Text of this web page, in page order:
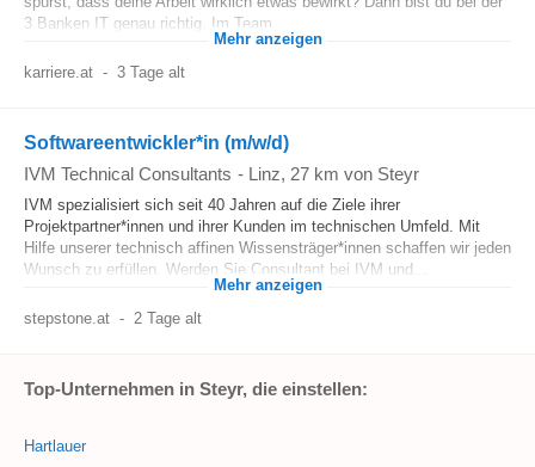
3 Banken IT genau richtig. Im Team...
Mehr anzeigen
karriere.at - 3 Tage alt
Softwareentwickler*in (m/w/d)
IVM Technical Consultants - Linz, 27 km von Steyr
IVM spezialisiert sich seit 40 Jahren auf die Ziele ihrer
Projektpartner*innen und ihrer Kunden im technischen Umfeld. Mit
Hilfe unserer technisch affinen Wissensträger*innen schaffen wir jeden
Wunsch zu erfüllen. Werden Sie Consultant bei IVM und...
Mehr anzeigen
stepstone.at - 2 Tage alt
Top-Unternehmen in Steyr, die einstellen:
Hartlauer